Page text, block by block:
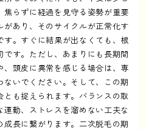
らずに経過を見守る姿勢が重要
あり、そのサイクルが正常化す
す。すぐに結果が出なくても、根
す。ただし、あまりにも長期間
、頭皮に異常を感じる場合は、専
いでください。そして、この期
も捉えられます。バランスの取
動、ストレスを溜めない工夫な
成長に繋がります。二次脱毛の期